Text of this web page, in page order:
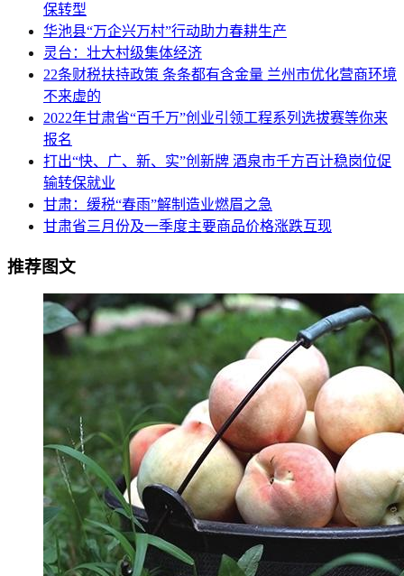
保转型
华池县“万企兴万村”行动助力春耕生产
灵台：壮大村级集体经济
22条财税扶持政策 条条都有含金量 兰州市优化营商环境
不来虚的
2022年甘肃省“百千万”创业引领工程系列选拔赛等你来
报名
打出“快、广、新、实”创新牌 酒泉市千方百计稳岗位促
输转保就业
甘肃：缓税“春雨”解制造业燃眉之急
甘肃省三月份及一季度主要商品价格涨跌互现
推荐图文